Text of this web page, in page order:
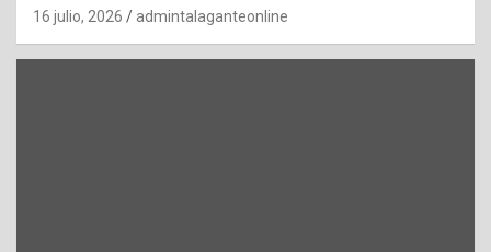
16 julio, 2026 admintalaganteonline